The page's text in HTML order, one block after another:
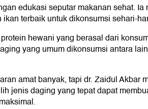
edukasi seputar makanan sehat. Ia
terbaik untuk dikonsumsi sehari-
hewani yang berasal dari
yang umum dikonsumsi antara
amat banyak, tapi dr. Zaidul Akbar
jenis daging yang tepat dapat